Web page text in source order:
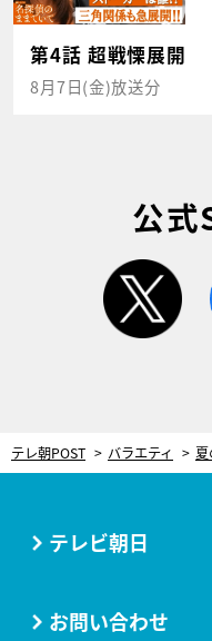
第4話 超戦慄展開
8月7日(金)放送分
公式
テレ朝POST バラエティ
テレビ朝日
お問い合わせ